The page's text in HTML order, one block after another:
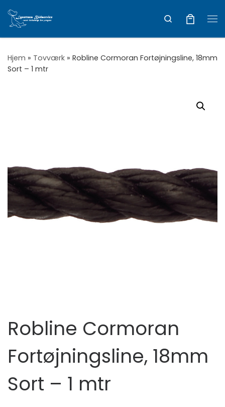
Vis hele indholdet
Search
Hjem » Tovværk » Robline Cormoran Fortøjningsline, 18mm
Sort – 1 mtr
Robline Cormoran
Fortøjningsline, 18mm
Sort – 1 mtr